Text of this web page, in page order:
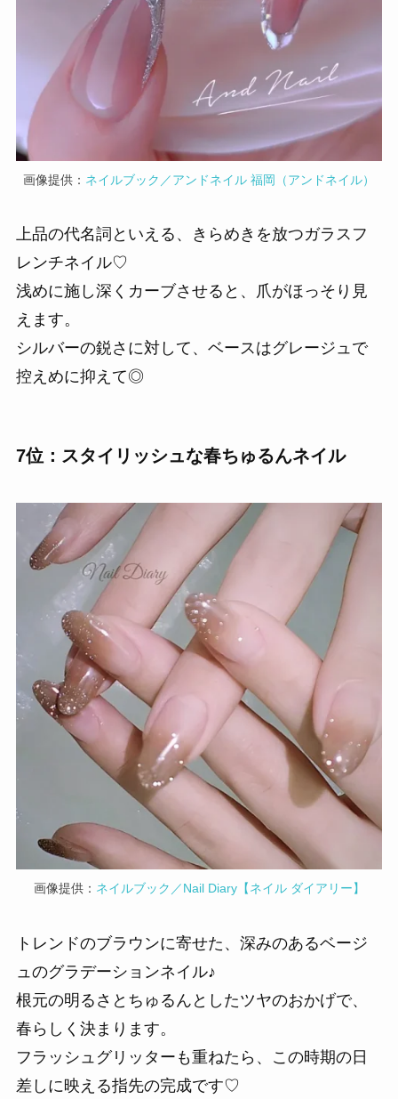
画像提供： ネイルブック／アンドネイル 福岡（アンドネイル）
上品の代名詞といえる、きらめきを放つガラスフ
レンチネイル♡
浅めに施し深くカーブさせると、爪がほっそり見
えます。
シルバーの鋭さに対して、ベースはグレージュで
控えめに抑えて◎
7位：スタイリッシュな春ちゅるんネイル
画像提供： ネイルブック／Nail Diary【ネイル ダイアリー】
トレンドのブラウンに寄せた、深みのあるベージ
ュのグラデーションネイル♪
根元の明るさとちゅるんとしたツヤのおかげで、
春らしく決まります。
フラッシュグリッターも重ねたら、この時期の日
差しに映える指先の完成です♡